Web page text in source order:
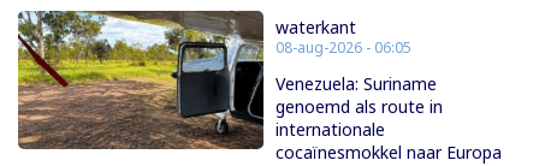
waterkant
08-aug-2026 - 06:05
Venezuela: Suriname
genoemd als route in
internationale
cocaïnesmokkel naar Europa